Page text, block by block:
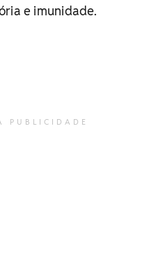
e imunidade.
PUBLICIDADE